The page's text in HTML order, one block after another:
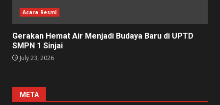
Acara Resmi
Gerakan Hemat Air Menjadi Budaya Baru di UPTD
SMPN 1 Sinjai
July 23, 2026
META